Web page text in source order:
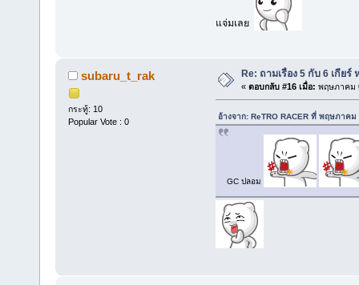
แจ่มเลย
subaru_t_rak
กระทู้: 10
Popular Vote : 0
Re: ถามเรื่อง 5 กับ 6 เกียร์
« ตอบกลับ #16 เมื่อ: พฤษภาคม
อ้างจาก: ReTRO RACER ที่ พฤษภาค
GC ปลอม